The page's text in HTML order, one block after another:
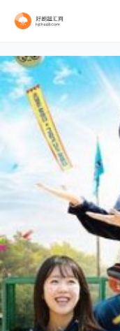
第3期
第4集
更新第32集
更新至20260808期
第5集完结
第7集
已完结
完结
第7集完结
第10期